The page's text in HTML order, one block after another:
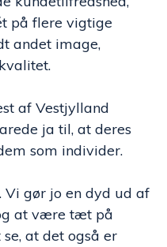
på flere vigtige
andet image,
af Vestjylland
ja til, at deres
som individer.
Vi gør jo en dyd ud af
at være tæt på
at det også er